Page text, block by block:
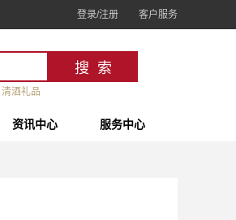
登录/注册 客户服务
清酒礼品
资讯中心 服务中心